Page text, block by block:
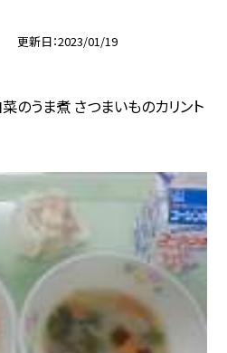
更新日 2023/01/19
のうま煮 さつまいものカリント